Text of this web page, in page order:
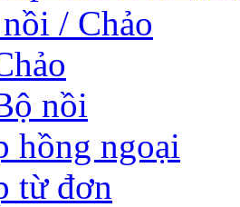
/ Chảo
nồi
hồng ngoại
từ đơn